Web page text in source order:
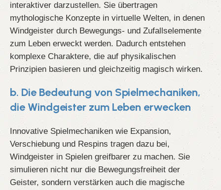
interaktiver darzustellen. Sie übertragen
mythologische Konzepte in virtuelle Welten, in denen
Windgeister durch Bewegungs- und Zufallselemente
zum Leben erweckt werden. Dadurch entstehen
komplexe Charaktere, die auf physikalischen
Prinzipien basieren und gleichzeitig magisch wirken.
b. Die Bedeutung von Spielmechaniken,
die Windgeister zum Leben erwecken
Innovative Spielmechaniken wie Expansion,
Verschiebung und Respins tragen dazu bei,
Windgeister in Spielen greifbarer zu machen. Sie
simulieren nicht nur die Bewegungsfreiheit der
Geister, sondern verstärken auch die magische